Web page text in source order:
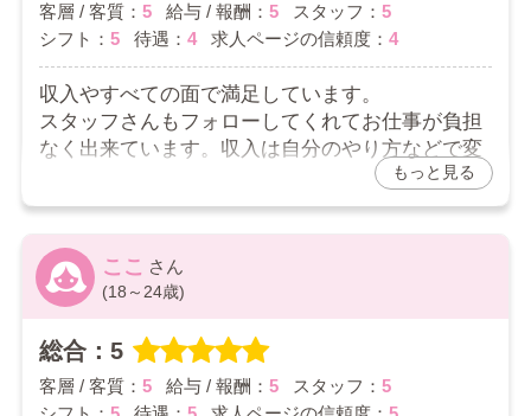
はじめてのお仕事さんへ
口コミありがとうございます。
初めての方は色々と大変だと思いますが、色々な面で
大変さを解消できるように個々の方に合った対応を丁
寧に心掛けております。当店では在籍している方の半
分は素人さんからの入店ですので、お仕事が初めての
方でも安心してお仕事をして頂けると思います。是
客層 / 客質： 5 給与 / 報酬： 5 スタッフ： 5
シフト： 5 待遇： 4 求人ページの信頼度： 4
収入やすべての面で満足しています。
スタッフさんもフォローしてくれてお仕事が負担
なく出来ています。収入は自分のやり方などで変
わると思いますが満足しています。このまま続け
て頑張ろうと思っています。
2026/03/10
お店からの返信コメント
ポケポンさんへ
口コミありがとうございます。
満足して頂けているようで良かったです。
もっと見る
ここ
(18～24歳)
総合：5
客層 / 客質： 5 給与 / 報酬： 5 スタッフ： 5